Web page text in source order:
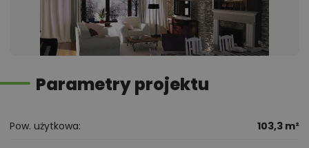
Parametry projektu
Pow. użytkowa
103,3 m²